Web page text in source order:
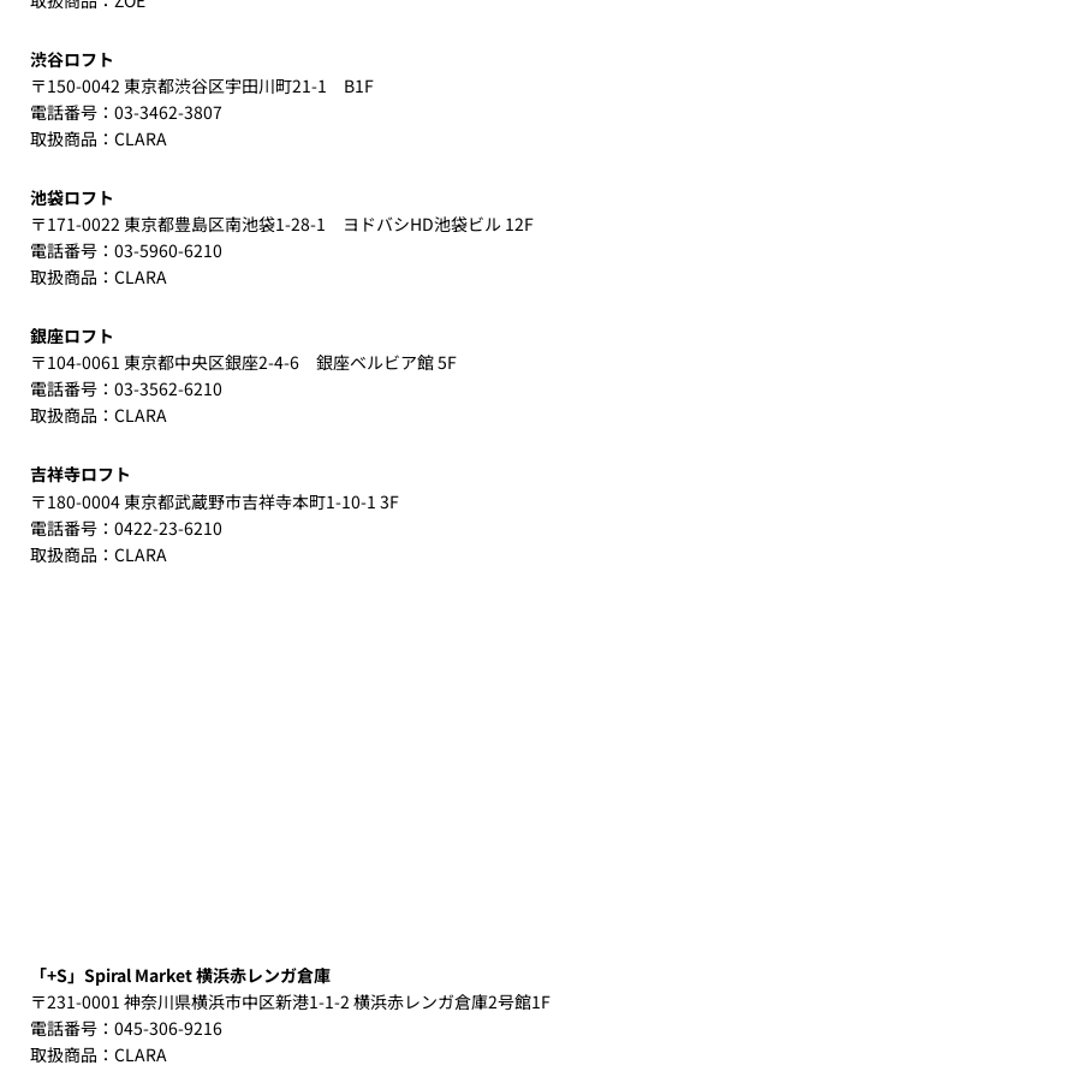
渋谷ロフト
〒150-0042 東京都渋谷区宇田川町21-1 B1F
電話番号：03-3462-3807​
取扱商品：CLARA
池袋ロフト
〒171-0022 東京都豊島区南池袋1-28-1 ヨドバシHD池袋ビル 12F
電話番号：03-5960-6210​
取扱商品：CLARA
銀座ロフト
〒104-0061 東京都中央区銀座2-4-6 銀座ベルビア館 5F
電話番号：03-3562-6210
取扱商品：CLARA​
吉祥寺ロフト
〒180-0004 東京都武蔵野市吉祥寺本町1-10-1 3F
電話番号：0422-23-6210
取扱商品：CLARA​
「+S」Spiral Market 横浜赤レンガ倉庫
〒231-0001 神奈川県横浜市中区新港1-1-2 横浜赤レンガ倉庫2号館1F
電話番号：045-306-9216
取扱商品：CLARA